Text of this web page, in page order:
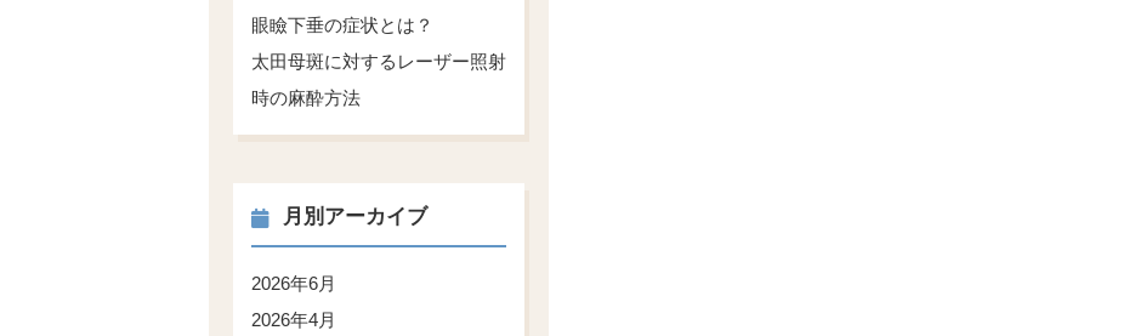
眼瞼下垂の症状とは？
太田母斑に対するレーザー照射
時の麻酔方法
月別アーカイブ
2026年6月
2026年4月